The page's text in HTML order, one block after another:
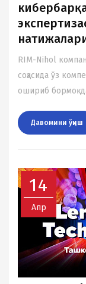
RIM-Nihol
соҳасида ўз
ошириб
Давомини ўқиш
14
Апр